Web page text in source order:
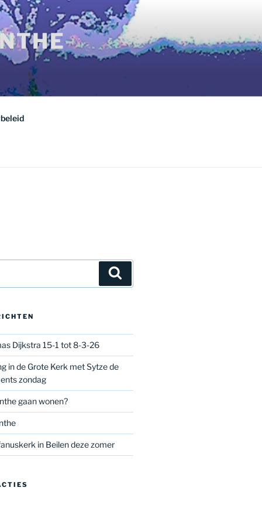
Dijkstra 15-1 tot 8-3-26
in de Grote Kerk met Sytze de
zondag
gaan wonen?
in Beilen deze zomer